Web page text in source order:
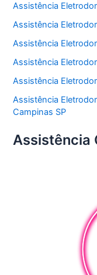
Assistência
Assistência
Assistência
Assistência
Assistência
Assistência
Campinas SP
Assistência